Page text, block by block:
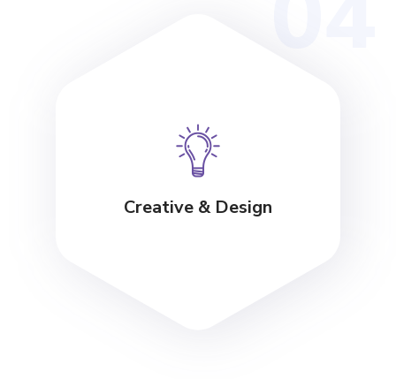
Creative & Design